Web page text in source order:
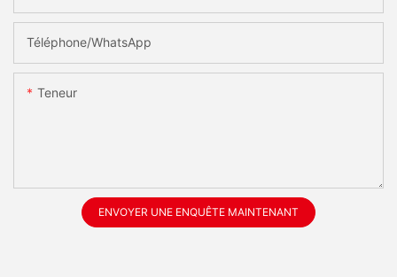
Téléphone/WhatsApp
Teneur
ENVOYER UNE ENQUÊTE MAINTENANT